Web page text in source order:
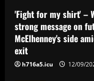
4 12/
'Fight for my shirt' –
strong message on
McElhenney's side
exit
h716a5.icu 12/09/